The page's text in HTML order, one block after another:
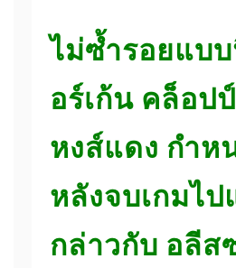
ไม่ซ้ำรอยแบ
อร์เก้น คล็อป
หงส์แดง กำห
หลังจบเกมไ
กล่าวกับ อลีส